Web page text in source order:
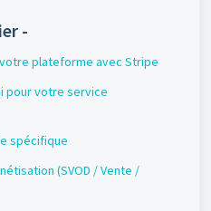
-
plateforme avec Stripe
pour votre service
spécifique
(SVOD / Vente /